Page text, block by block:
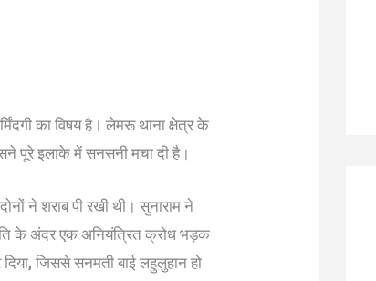
का विषय है। लेमरू थाना क्षेत्र के
पूरे इलाके में सनसनी मचा दी है।
ने शराब पी रखी थी। सुनाराम ने
के अंदर एक अनियंत्रित क्रोध भड़क
जिससे सनमती बाई लहुलुहान हो